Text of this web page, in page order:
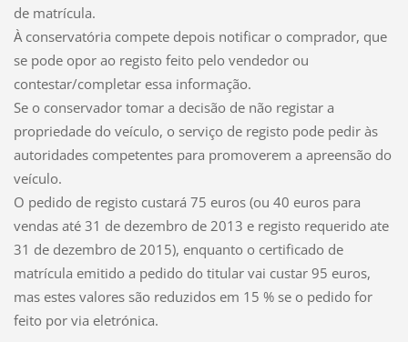
de matrícula.
À conservatória compete depois notificar o comprador, que
se pode opor ao registo feito pelo vendedor ou
contestar/completar essa informação.
Se o conservador tomar a decisão de não registar a
propriedade do veículo, o serviço de registo pode pedir às
autoridades competentes para promoverem a apreensão do
veículo.
O pedido de registo custará 75 euros (ou 40 euros para
vendas até 31 de dezembro de 2013 e registo requerido ate
31 de dezembro de 2015), enquanto o certificado de
matrícula emitido a pedido do titular vai custar 95 euros,
mas estes valores são reduzidos em 15 % se o pedido for
feito por via eletrónica.